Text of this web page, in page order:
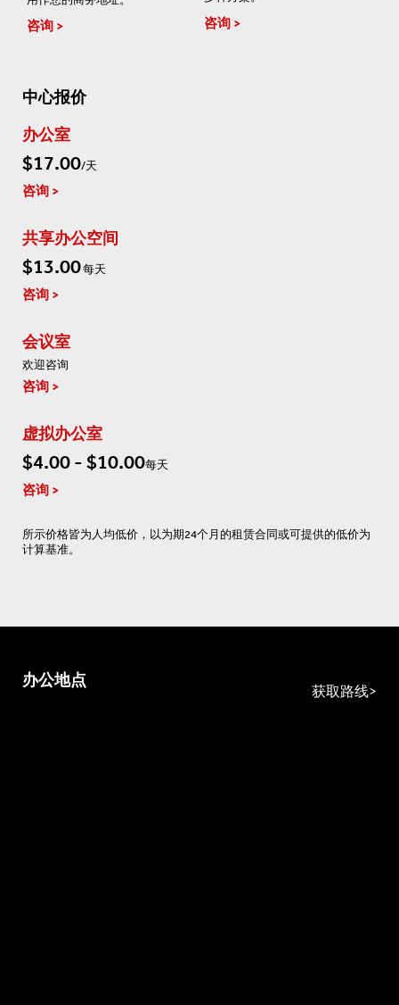
咨询 咨询
中心报价
办公室
$17.00/天
咨询
共享办公空间
$13.00每天
咨询
会议室
欢迎咨询
咨询
虚拟办公室
$4.00 - $10.00每天
咨询
所示价格皆为人均低价，以为期24个月的租赁合同或可提供的低价为
计算基准。
办公地点
获取路线